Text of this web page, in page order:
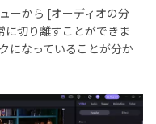
ーから [オーディオの分
切り離すことができま
になっていることが分か